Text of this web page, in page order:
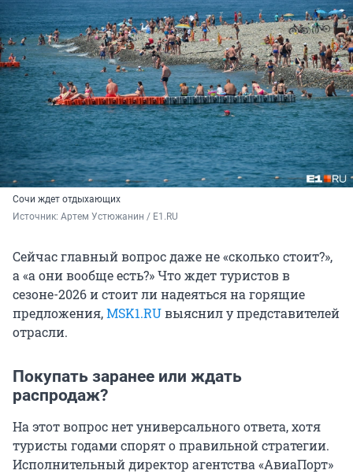
Сочи ждет отдыхающих
Источник: Артем Устюжанин / E1.RU
Сейчас главный вопрос даже не «сколько стоит?»,
а «а они вообще есть?» Что ждет туристов в
сезоне-2026 и стоит ли надеяться на горящие
предложения,MSK1.RUвыяснил у представителей
отрасли.
Покупать заранее или ждать
распродаж?
На этот вопрос нет универсального ответа, хотя
туристы годами спорят о правильной стратегии.
Исполнительный директор агентства «АвиаПорт»